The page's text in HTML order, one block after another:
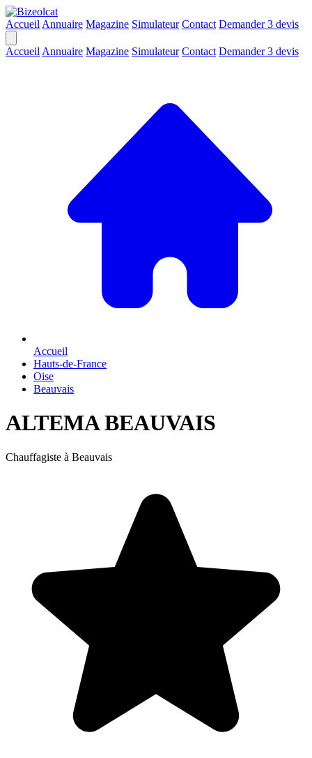
Accueil Annuaire Magazine Simulateur Contact Demander 3 devis
Accueil Annuaire Magazine Simulateur Contact Demander 3 devis
Accueil
Hauts-de-France
Oise
Beauvais
ALTEMA BEAUVAIS
Chauffagiste à Beauvais